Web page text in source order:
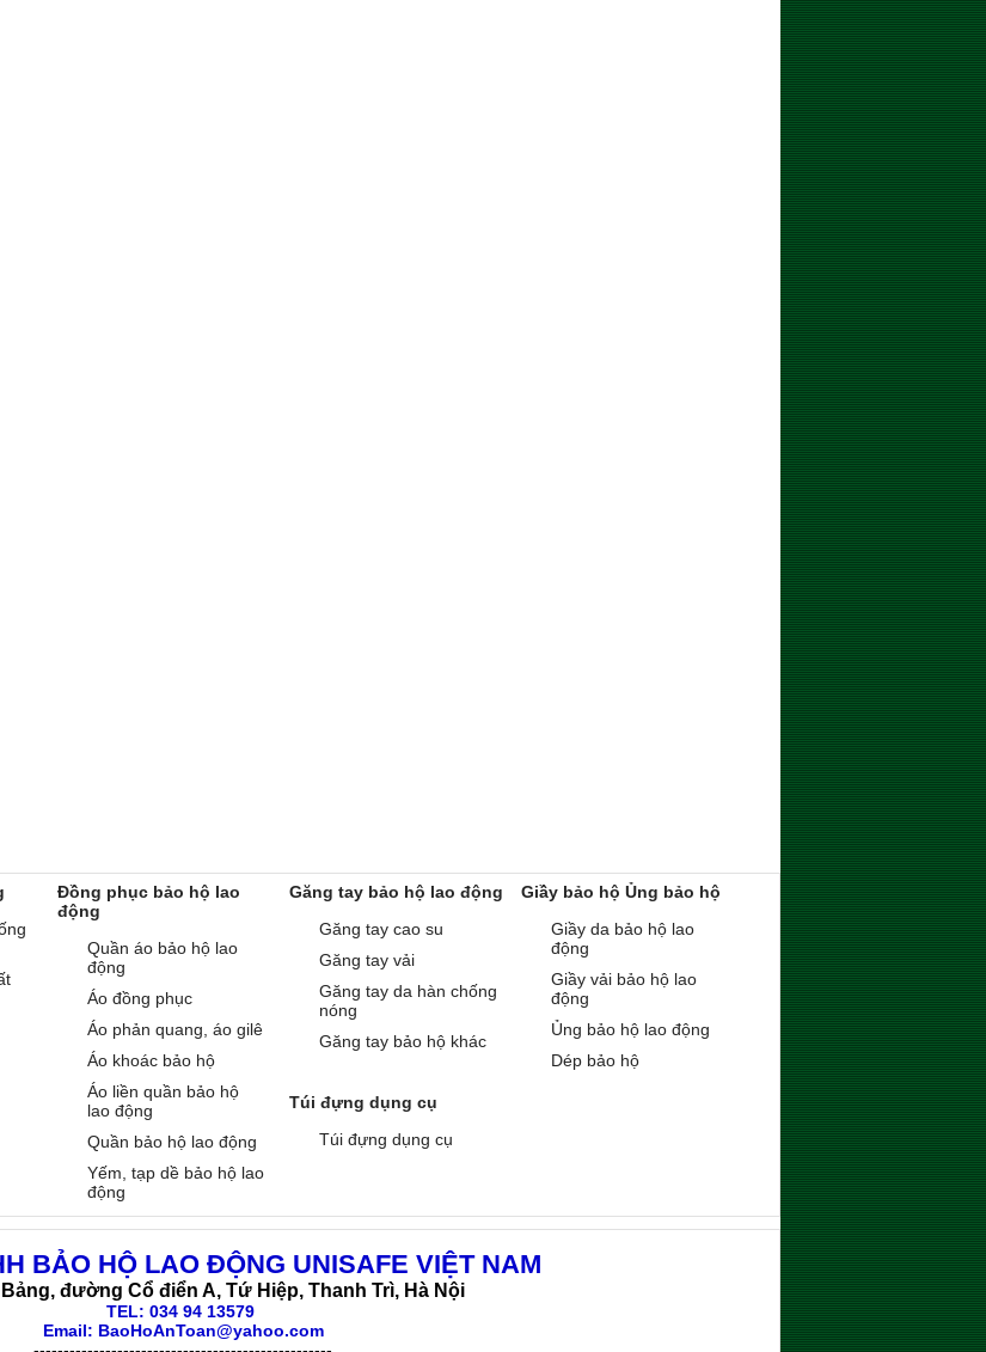
Đồng phục bảo hộ lao
động
Quần áo bảo hộ lao
động
Áo đồng phục
Áo phản quang, áo gilê
Áo khoác bảo hộ
Áo liền quần bảo hộ
lao động
Quần bảo hộ lao động
Yếm, tạp dề bảo hộ lao
động
Găng tay bảo hộ lao động
Găng tay cao su
Găng tay vải
Găng tay da hàn chống
nóng
Găng tay bảo hộ khác
Giầy bảo hộ Ủng bảo hộ
Giầy da bảo hộ lao
động
Giầy vải bảo hộ lao
động
Ủng bảo hộ lao động
Dép bảo hộ
Túi đựng dụng cụ
Túi đựng dụng cụ
BẢO HỘ LAO ĐỘNG UNISAFE VIỆT NAM
đường Cổ điển A, Tứ Hiệp, Thanh Trì, Hà Nội
TEL: 034 94 13579
Email: BaoHoAnToan@yahoo.com